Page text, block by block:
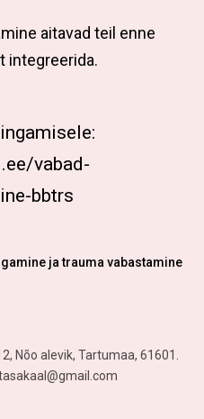
aitavad teil enne
integreerida.
vabad-
bbtrs
ja trauma vabastamine
Nõo alevik, Tartumaa, 61601.